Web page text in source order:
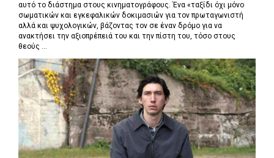
αυτό το διάστημα στους κινηματογράφους. Ένα «ταξίδι όχι μόνο
σωματικών και εγκεφαλικών δοκιμασιών για τον πρωταγωνιστή
αλλά και ψυχολογικών, βάζοντας τον σε έναν δρόμο για να
ανακτήσει την αξιοπρέπειά του και την πίστη του, τόσο στους
θεούς ...